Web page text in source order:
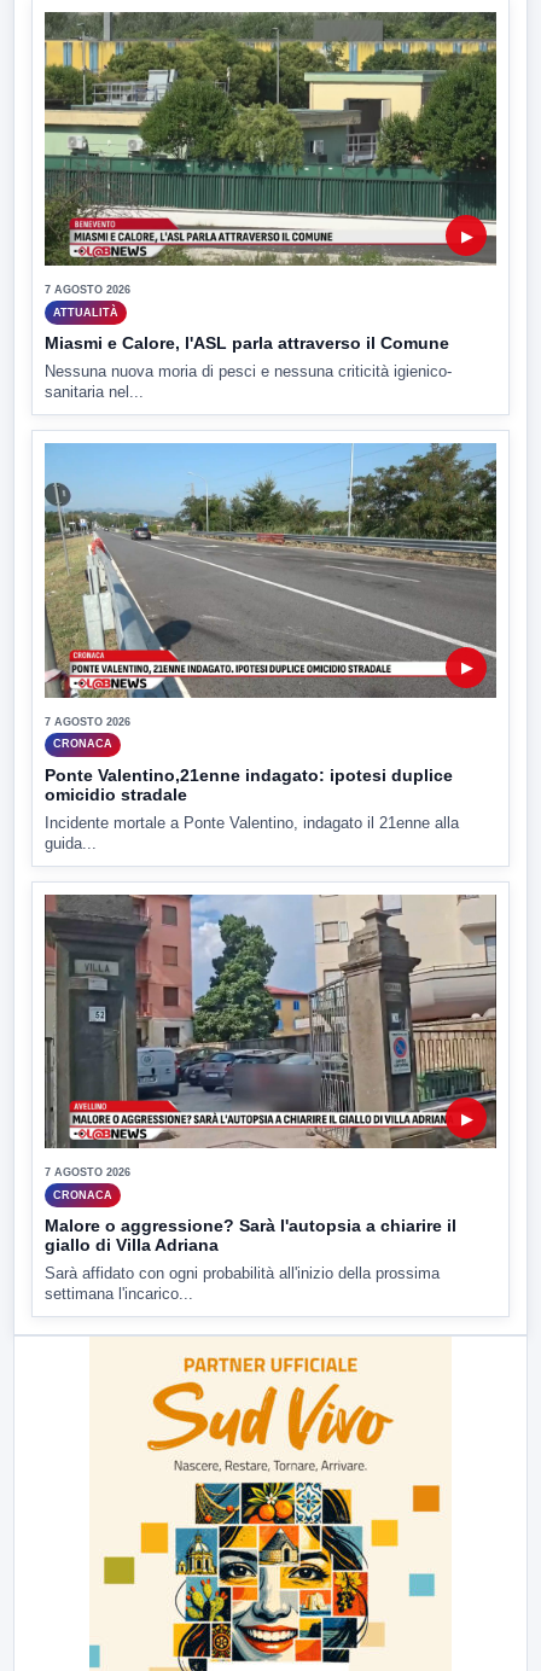
▶
7 AGOSTO 2026
ATTUALITÀ
Miasmi e Calore, l'ASL parla attraverso il Comune
Nessuna nuova moria di pesci e nessuna criticità igienico-
sanitaria nel...
▶
7 AGOSTO 2026
CRONACA
Ponte Valentino,21enne indagato: ipotesi duplice
omicidio stradale
Incidente mortale a Ponte Valentino, indagato il 21enne alla
guida...
▶
7 AGOSTO 2026
CRONACA
Malore o aggressione? Sarà l'autopsia a chiarire il
giallo di Villa Adriana
Sarà affidato con ogni probabilità all'inizio della prossima
settimana l'incarico...